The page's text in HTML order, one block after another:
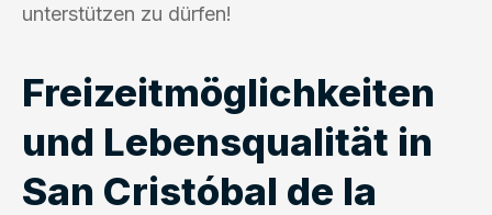
unterstützen zu dürfen!
Freizeitmöglichkeiten
und Lebensqualität in
San Cristóbal de la